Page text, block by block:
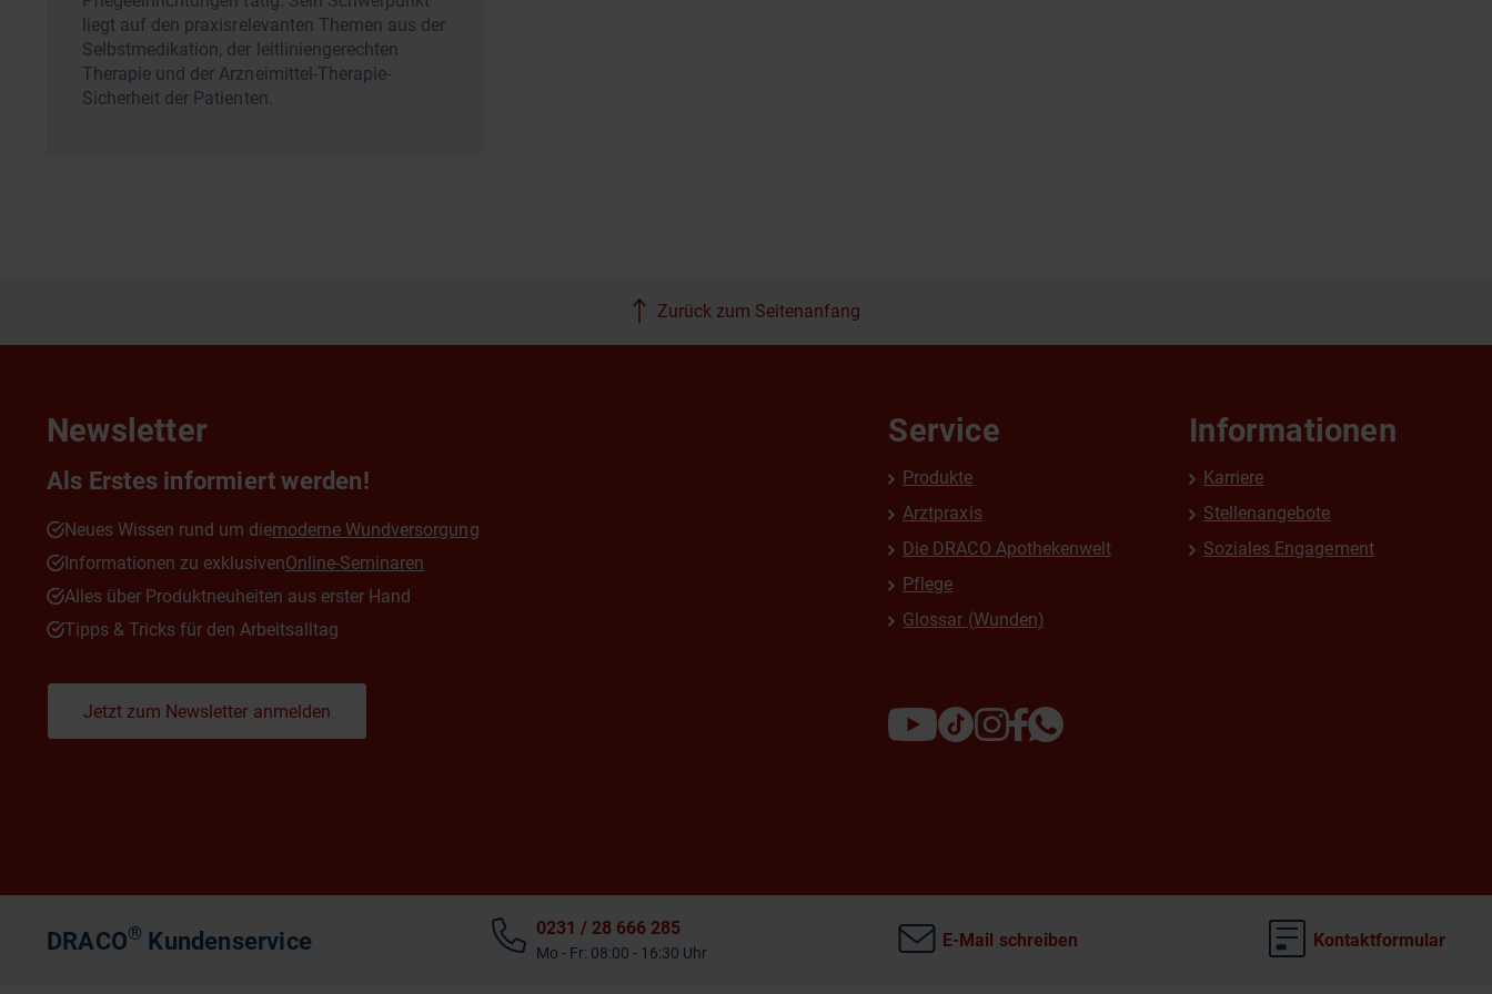
liegt auf den praxisrelevanten Themen aus der
Selbstmedikation, der leitliniengerechten
Therapie und der Arzneimittel-Therapie-
Sicherheit der Patienten.
Zurück zum Seitenanfang
Newsletter
Als Erstes informiert werden!
Neues Wissen rund um diemoderne Wundversorgung
Informationen zu exklusivenOnline-Seminaren
Alles über Produktneuheiten aus erster Hand
Tipps & Tricks für den Arbeitsalltag
Jetzt zum Newsletter anmelden
Service
Produkte
Arztpraxis
Die DRACO Apothekenwelt
Pflege
Glossar (Wunden)
Informationen
Karriere
Stellenangebote
Soziales Engagement
DRACO® Kundenservice 0231 / 28 666 285
Mo - Fr: 08:00 - 16:30 Uhr
E-Mail schreiben Kontaktformular